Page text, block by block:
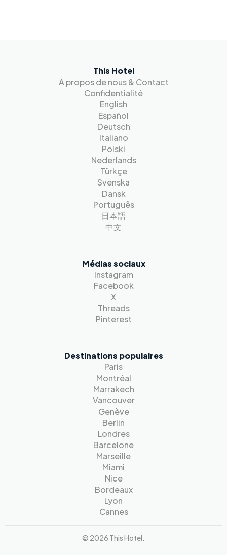
This Hotel
A propos de nous & Contact
Confidentialité
English
Español
Deutsch
Italiano
Polski
Nederlands
Türkçe
Svenska
Dansk
Português
日本語
中文
Médias sociaux
Instagram
Facebook
X
Threads
Pinterest
Destinations populaires
Paris
Montréal
Marrakech
Vancouver
Genève
Berlin
Londres
Barcelone
Marseille
Miami
Nice
Bordeaux
Lyon
Cannes
© 2026 This Hotel.